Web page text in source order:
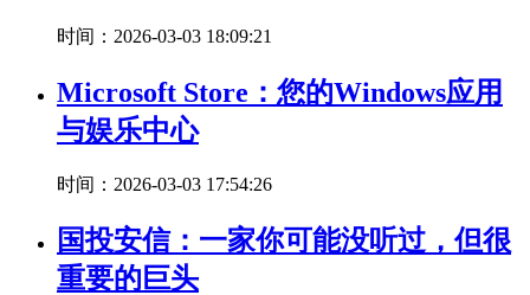
时间：2026-03-03 18:09:21
Microsoft Store：您的Windows应用
与娱乐中心
时间：2026-03-03 17:54:26
国投安信：一家你可能没听过，但很
重要的巨头